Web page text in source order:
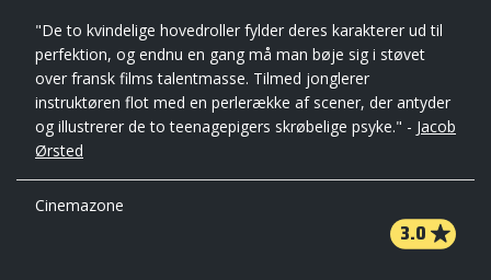
"De to kvindelige hovedroller fylder deres karakterer ud til
perfektion, og endnu en gang må man bøje sig i støvet
over fransk films talentmasse. Tilmed jonglerer
instruktøren flot med en perlerække af scener, der antyder
og illustrerer de to teenagepigers skrøbelige psyke." - Jacob
Ørsted
Cinemazone
3.0